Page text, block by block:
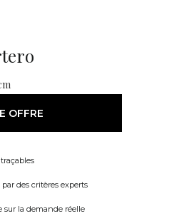
OFFRE
des critères experts
sur la demande réelle